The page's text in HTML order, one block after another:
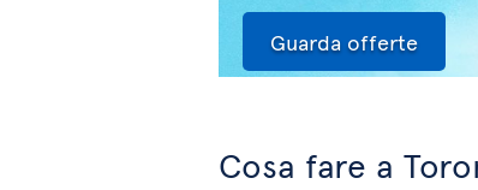
Guarda offerte
Cosa fare a